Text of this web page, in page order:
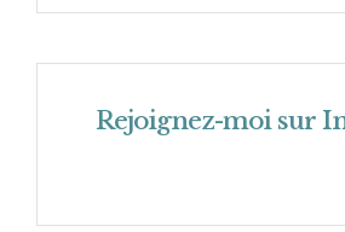
Rejoignez-moi sur